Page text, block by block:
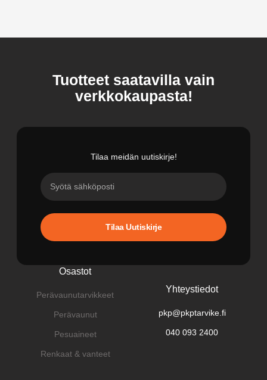
Tuotteet saatavilla vain
verkkokaupasta!
Tilaa meidän uutiskirje!
Tilaa Uutiskirje
Osastot
Perävaunutarvikkeet
Perävaunut
Pesuaineet
Renkaat & vanteet
Yhteystiedot
pkp@pkptarvike.fi
040 093 2400